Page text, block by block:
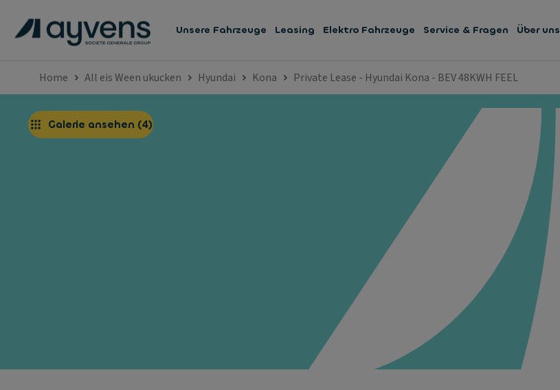
Unsere Fahrzeuge Leasing Elektro Fahrzeuge Service & Fragen Über uns
Home All eis Ween ukucken Hyundai Kona Private Lease - Hyundai Kona - BEV 48KWH FEEL
Galerie ansehen (4)